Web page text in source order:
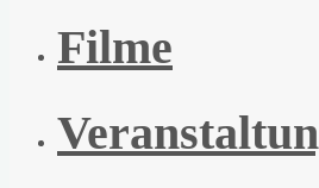
Filme